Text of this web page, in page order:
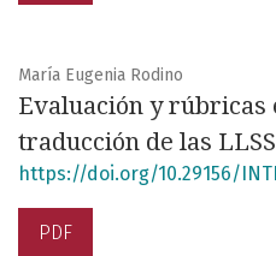
María Eugenia Rodino
Evaluación y rúbricas
traducción de las LLSS
https://doi.org/10.29156/
PDF